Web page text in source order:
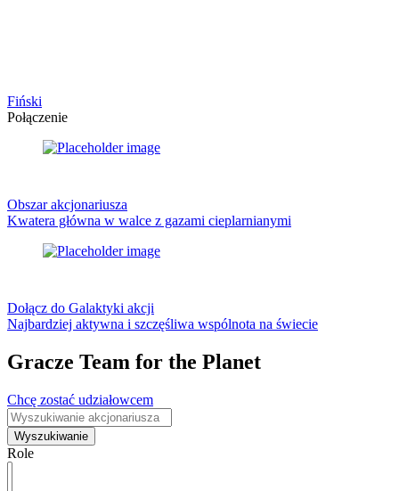
Fiński
Połączenie
Obszar akcjonariusza
Kwatera główna w walce z gazami cieplarnianymi
Dołącz do Galaktyki akcji
Najbardziej aktywna i szczęśliwa wspólnota na świecie
Gracze Team for the Planet
Chcę zostać udziałowcem
Wyszukiwanie
Role